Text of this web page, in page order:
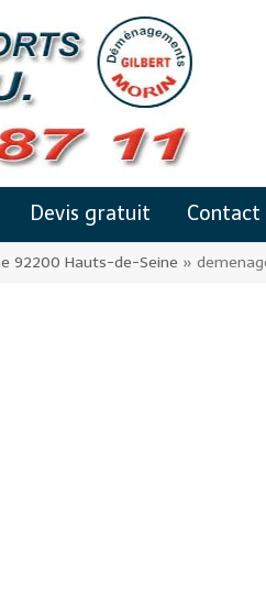
Devis gratuit Contact
92200 Hauts-de-Seine »